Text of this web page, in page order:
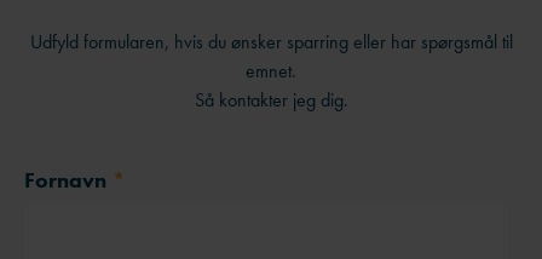
Udfyld formularen, hvis du ønsker sparring eller har spørgsmål til
emnet.
Så kontakter jeg dig.
Fornavn *